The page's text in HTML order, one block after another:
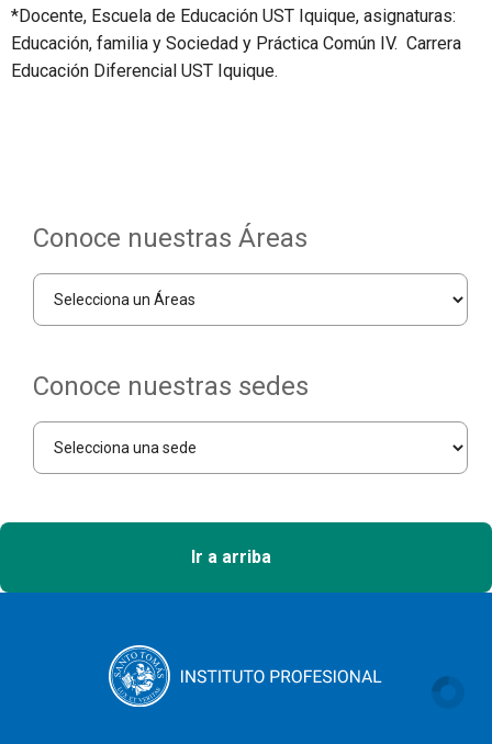
*Docente, Escuela de Educación UST Iquique, asignaturas:
Educación, familia y Sociedad y Práctica Común IV. Carrera
Educación Diferencial UST Iquique.
Conoce nuestras Áreas
Conoce nuestras sedes
Ir a arriba